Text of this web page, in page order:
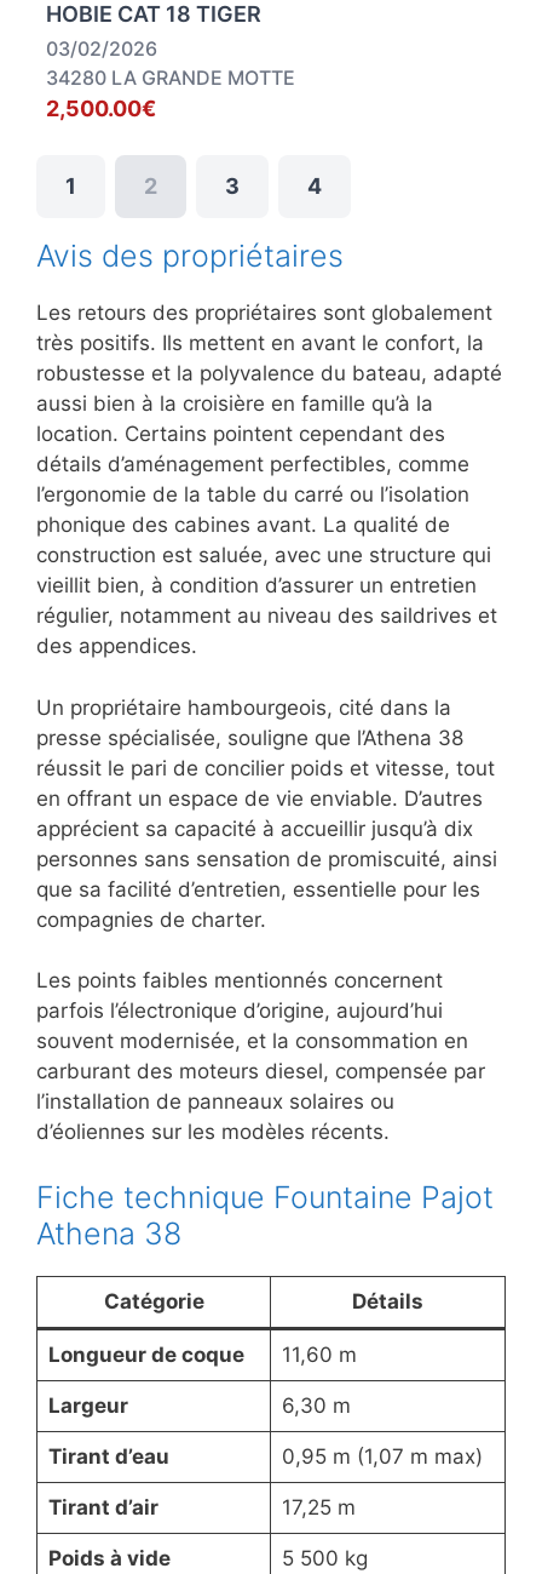
HOBIE CAT 18 TIGER
03/02/2026
34280 LA GRANDE MOTTE
2,500.00€
1 2 3 4
Avis des propriétaires
Les retours des propriétaires sont globalement
très positifs. Ils mettent en avant le confort, la
robustesse et la polyvalence du bateau, adapté
aussi bien à la croisière en famille qu’à la
location. Certains pointent cependant des
détails d’aménagement perfectibles, comme
l’ergonomie de la table du carré ou l’isolation
phonique des cabines avant. La qualité de
construction est saluée, avec une structure qui
vieillit bien, à condition d’assurer un entretien
régulier, notamment au niveau des saildrives et
des appendices.
Un propriétaire hambourgeois, cité dans la
presse spécialisée, souligne que l’Athena 38
réussit le pari de concilier poids et vitesse, tout
en offrant un espace de vie enviable. D’autres
apprécient sa capacité à accueillir jusqu’à dix
personnes sans sensation de promiscuité, ainsi
que sa facilité d’entretien, essentielle pour les
compagnies de charter.
Les points faibles mentionnés concernent
parfois l’électronique d’origine, aujourd’hui
souvent modernisée, et la consommation en
carburant des moteurs diesel, compensée par
l’installation de panneaux solaires ou
d’éoliennes sur les modèles récents.
Fiche technique Fountaine Pajot
Athena 38
Catégorie Détails
Longueur de coque 11,60 m
Largeur 6,30 m
Tirant d’eau 0,95 m (1,07 m max)
Tirant d’air 17,25 m
Poids à vide 5 500 kg